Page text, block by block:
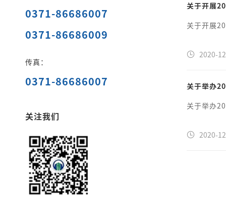
0371-86686007
0371-86686009
传真：
0371-86686007
关注我们
关于开展
关于开展
2020-
关于举办
关于举办
2020-